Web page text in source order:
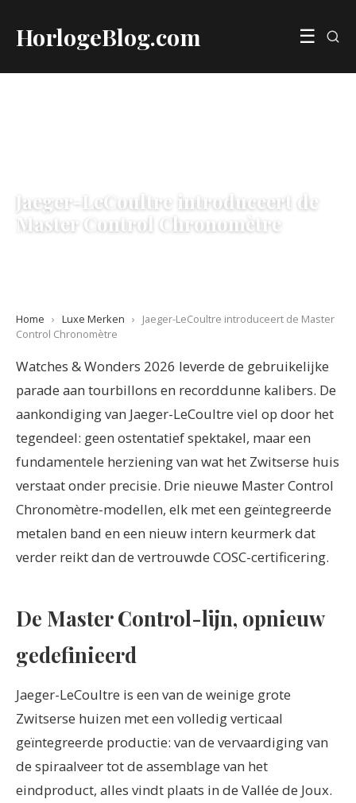
HorlogeBlog.com ☰
Jaeger-LeCoultre introduceert de
Master Control Chronomètre
Home › Luxe Merken ›
Jaeger-LeCoultre introduceert de Master
Control Chronomètre
Watches & Wonders 2026 leverde de gebruikelijke
parade aan tourbillons en recorddunne kalibers. De
aankondiging van Jaeger-LeCoultre viel op door het
tegendeel: geen ostentatief spektakel, maar een
fundamentele herziening van wat het Zwitserse huis
verstaat onder precisie. Drie nieuwe Master Control
Chronomètre-modellen, elk met een geïntegreerde
metalen band en een nieuw intern keurmerk dat
verder reikt dan de vertrouwde COSC-certificering.
De Master Control-lijn, opnieuw
gedefinieerd
Jaeger-LeCoultre is een van de weinige grote
Zwitserse huizen met een volledig verticaal
geïntegreerde productie: van de vervaardiging van
de spiraalveer tot de assemblage van het
eindproduct, alles vindt plaats in de Vallée de Joux.